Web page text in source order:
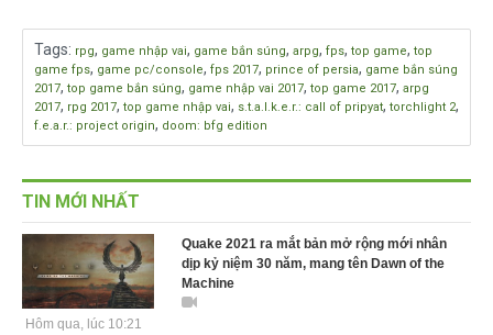
Tags: rpg, game nhập vai, game bắn súng, arpg, fps, top game, top
game fps, game pc/console, fps 2017, prince of persia, game bắn súng
2017, top game bắn súng, game nhập vai 2017, top game 2017, arpg
2017, rpg 2017, top game nhập vai, s.t.a.l.k.e.r.: call of pripyat, torchlight 2,
f.e.a.r.: project origin, doom: bfg edition
TIN MỚI NHẤT
Quake 2021 ra mắt bản mở rộng mới nhân
dịp kỷ niệm 30 năm, mang tên Dawn of the
Machine
Hôm qua, lúc 10:21